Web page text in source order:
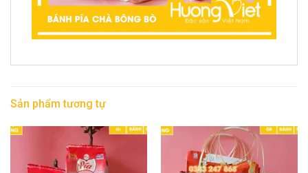
Sản phẩm tương tự